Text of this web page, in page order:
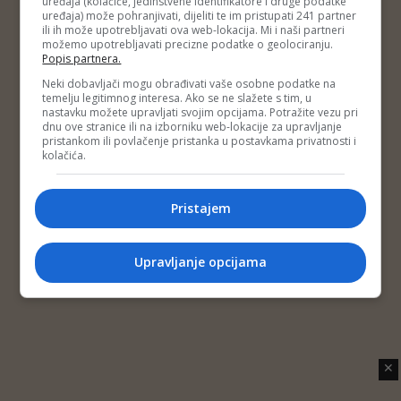
Impressum
Kontakt Marketing
Privatnost korisnika
O nama
✕
uređaja) može pohranjivati, dijeliti te im pristupati 241 partner
ili ih može upotrebljavati ova web-lokacija. Mi i naši partneri
možemo upotrebljavati precizne podatke o geolociranju.
Popis partnera.
Neki dobavljači mogu obrađivati vaše osobne podatke na
temelju legitimnog interesa. Ako se ne slažete s tim, u
nastavku možete upravljati svojim opcijama. Potražite vezu pri
dnu ove stranice ili na izborniku web-lokacije za upravljanje
pristankom ili povlačenje pristanka u postavkama privatnosti i
kolačića.
Pristajem
Upravljanje opcijama